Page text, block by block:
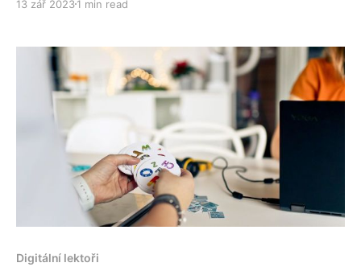
13 zář 20231 min read
Digitální lektoři